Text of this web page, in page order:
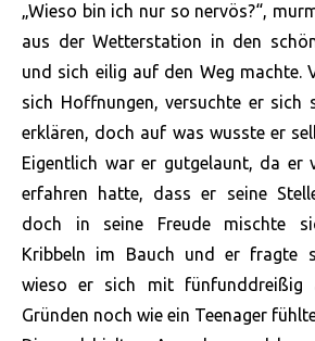
„Wieso bin ich nur so nervös?“,
aus der Wetterstation in den
und sich eilig auf den Weg machte.
sich Hoffnungen, versuchte er sich
erklären, doch auf was wusste er
Eigentlich war er gutgelaunt, da er
erfahren hatte, dass er seine
doch in seine Freude mischte
Kribbeln im Bauch und er fragte
wieso er sich mit fünfunddreißig
Gründen noch wie ein Teenager